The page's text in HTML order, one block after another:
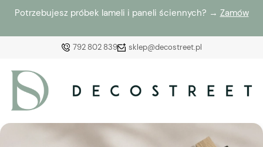
Potrzebujesz próbek lameli i paneli ściennych? → Zamów
792 802 839 sklep@decostreet.pl
Załóż konto